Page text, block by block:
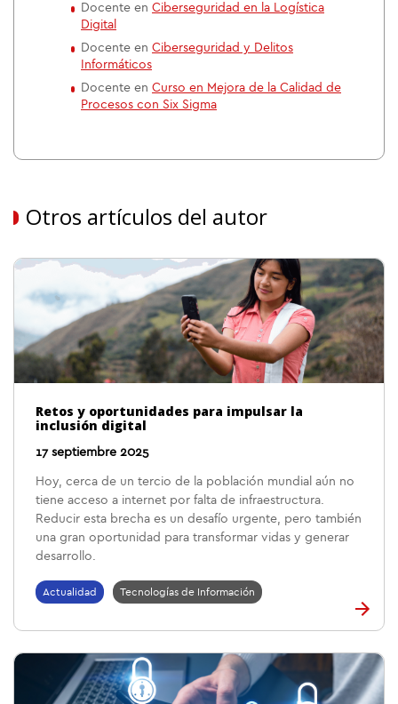
Docente en Ciberseguridad en la Logística
Digital
Docente en Ciberseguridad y Delitos
Informáticos
Docente en Curso en Mejora de la Calidad de
Procesos con Six Sigma
Otros artículos del autor
Retos y oportunidades para impulsar la
inclusión digital
17 septiembre 2025
Hoy, cerca de un tercio de la población mundial aún no
tiene acceso a internet por falta de infraestructura.
Reducir esta brecha es un desafío urgente, pero también
una gran oportunidad para transformar vidas y generar
desarrollo.
Actualidad Tecnologías de Información